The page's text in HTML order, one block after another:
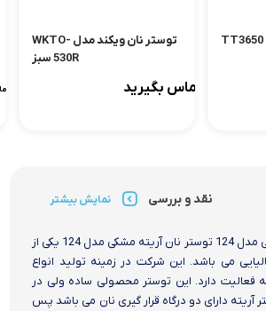
توستر نان ویکند مدل WKTO-
530R سبز
تماس بگیرید
نقد و بررسی نمایش بیشتر
توستر نان آریته مشکی مدل 124 توستر نان آریته مشکی مدل 124 یکی از
می باشد. این شرکت در زمینه تولید انواع
فعالیت دارد. این توستر محصولی ساده ولی در
آریته دارای دو درگاه قرار گیری نان می باشد پس